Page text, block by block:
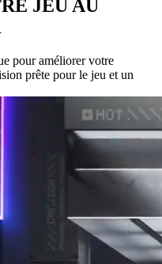
JEU AU
pour améliorer votre
prête pour le jeu et un